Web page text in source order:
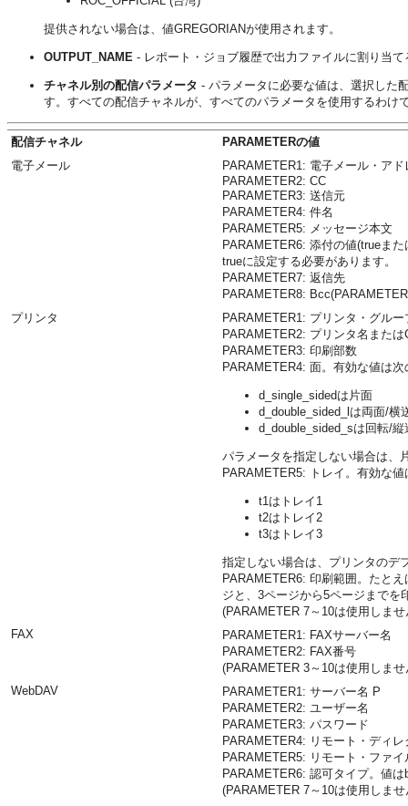
提供されない場合は、値GREGORIANが使用されます。
OUTPUT_NAME - レポート・ジョブ履歴で出力ファイルに割り当て
チャネル別の配信パラメータ - パラメータに必要な値は、選択した
す。すべての配信チャネルが、すべてのパラメータを使用するわけ
配信チャネル
PARAMETERの値
電子メール
PARAMETER1: 電子メール・アド
PARAMETER2: CC
PARAMETER3: 送信元
PARAMETER4: 件名
PARAMETER5: メッセージ本文
PARAMETER6: 添付の値(trueま
trueに設定する必要があります。
PARAMETER7: 返信先
PARAMETER8:
プリンタ
PARAMETER1: プリンタ・グルー
PARAMETER2: プリンタ名また
PARAMETER3: 印刷部数
PARAMETER4: 面。有効な値は
d_single_sidedは片面
d_double_sided_lは両面/横
d_double_sided_sは回転/縦
パラメータを指定しない場合は、
PARAMETER5: トレイ。有効な
t1はトレイ1
t2はトレイ2
t3はトレイ3
指定しない場合は、プリンタのデ
PARAMETER6: 印刷範囲。たと
ジと、3ページから5ページまでを
(PARAMETER 7～10は使用しませ
FAX
PARAMETER1: FAXサーバー名
PARAMETER2: FAX番号
(PARAMETER 3～10は使用しませ
WebDAV
PARAMETER1: サーバー名 P
PARAMETER2: ユーザー名
PARAMETER3: パスワード
PARAMETER4: リモート・ディレ
PARAMETER5: リモート・ファイ
PARAMETER6: 認可タイプ。値
(PARAMETER 7～10は使用しませ